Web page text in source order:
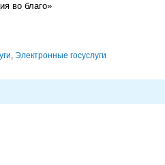
во благо»
, Электронные госуслуги